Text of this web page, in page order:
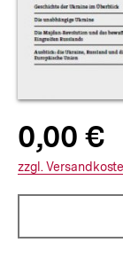
Allgemeine
Informationen
0,00 €0
€
Interner
Informationen
zzgl. zuzüglichen